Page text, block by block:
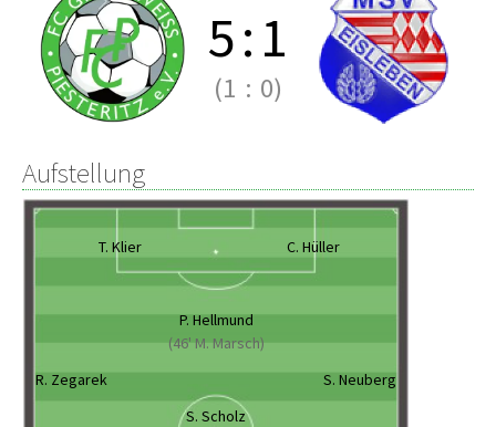
5:1
(1 : 0)
Aufstellung
T. Klier C. Hüller
P. Hellmund
(46' M. Marsch)
R. Zegarek
S. Neuberg
S. Scholz